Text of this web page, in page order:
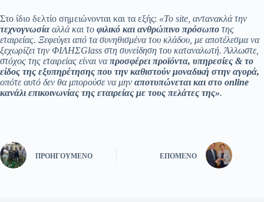
Στο ίδιο δελτίο σημειώνονται και τα εξής: «Το site, αντανακλά την
τεχνογνωσία αλλά και το φιλικό και ανθρώπινο πρόσωπο της
εταιρείας. Ξεφεύγει από τα συνηθισμένα του κλάδου, με αποτέλεσμα να
ξεχωρίζει την ΦΙΛΗΣGlass στη συνείδηση του καταναλωτή. Άλλωστε,
στόχος της εταιρείας είναι ναπροσφέρει προϊόντα, υπηρεσίες & το
είδος της εξυπηρέτησης που την καθιστούν μοναδική στην αγορά,
οπότε αυτό δεν θα μπορούσε να μην αποτυπώνεται και στο online
κανάλι επικοινωνίας της εταιρείας με τους πελάτες της».
ΠΡΟΗΓΟΎΜΕΝΟ ΕΠΌΜΕΝΟ